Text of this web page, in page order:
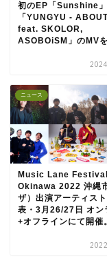
初のEP「Sunshine
「YUNGYU -
feat. SKOLOR,
ASOBOiSM」のMV
ニュース
Music Lane Festival
Okinawa 2022 沖縄
ザ）出演アーティス
表・3月26/27日 オン
+オフラインにて開催。